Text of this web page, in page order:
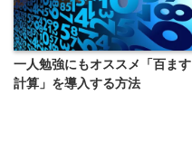
一人勉強にもオススメ「百ます
計算」を導入する方法